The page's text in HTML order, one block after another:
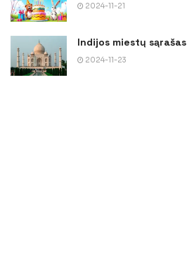
2024-11-21
Indijos miestų sąrašas
2024-11-23